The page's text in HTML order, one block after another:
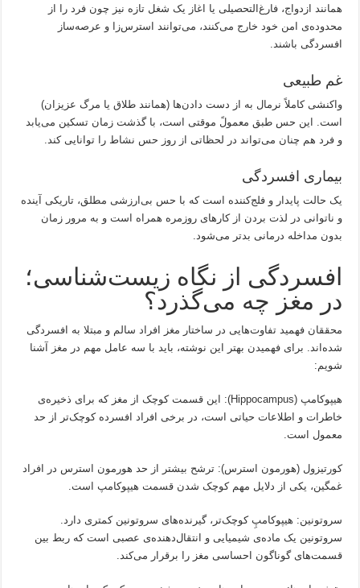
همانند ازدواج، فارغ‌التحصیلی یا اغاز یک شغل تازه نیز چون فرد را از
محدوده‌ی امن خود خارج می‌کنند، می‌توانند استرس‌زا و عرصه‌ساز
افسردگی باشند.
غم طبیعی
واکنشی کاملاً نرمال به از دست دادن‌ها (همانند طلاق یا مرگ عزیزان)
است. این حس طبق معمولً موقتی است، با گذشت زمان تسکین می‌یابد
و فرد هم چنان می‌تواند در لحظاتی از روز حس نشاط را توانایی کند.
بیماری افسردگی
یک حالت پایدار و فلج‌کننده است که با حس بی‌ارزشی مطلق، تاریکی آینده
و ناتوانی در لذت بردن از کارهای روزمره همراه است و به مرور زمان
بدون مداخله درمانی بدتر می‌شود.
افسردگی از نگاه زیست‌شناسی؛
در مغز چه می‌گذرد؟
محققان فهمید تفاوت‌هایی در ساختار مغز افراد سالم و مبتلا به افسردگی
شده‌اند. برای فهمیدن بهتر این نوشته، باید با سه عامل مهم در مغز آشنا
شویم:
هیپوکامپ (Hippocampus): این قسمت کوچک از مغز که برای ذخیره‌ی
خاطرات و اطلاعات حیاتی است، در برخی افراد افسرده کوچک‌تر از حد
معمول است.
کورتیزول (هورمون استرس): ترشح بیشتر از حد هورمون استرس در افراد
غمگین، یکی از دلایل مهم کوچک شدن قسمت هیپوکامپ است.
سروتونین: هیپوکامپِ کوچک‌تر، گیرنده‌های سروتونین کمتری دارد.
سروتونین یک ماده‌ی شیمیایی و انتقال‌دهنده‌ی عصبی است که ربط بین
قسمت‌های گوناگون احساسی مغز را برقرار می‌کند.